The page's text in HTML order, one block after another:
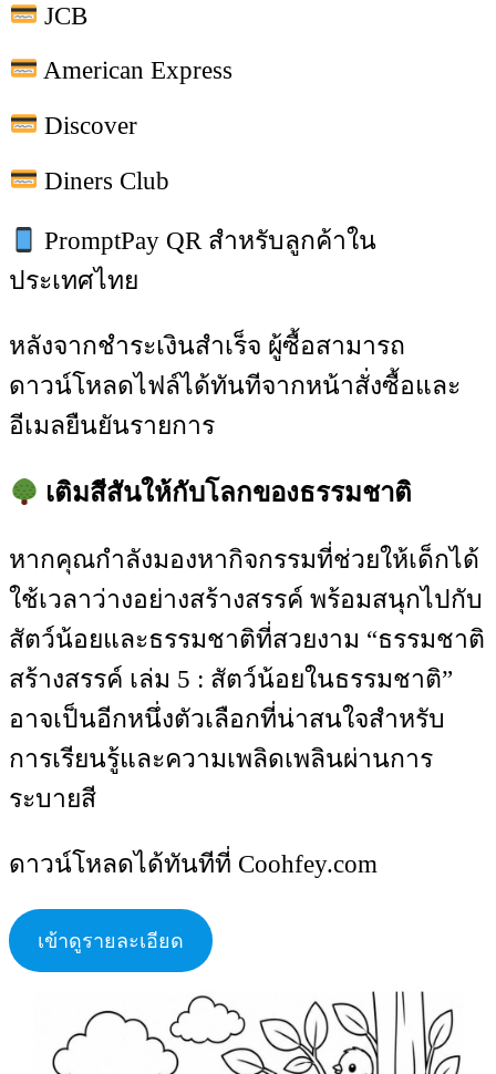
JCB
American Express
Discover
Diners Club
PromptPay QR สำหรับลูกค้าใน
ประเทศไทย
หลังจากชำระเงินสำเร็จ ผู้ซื้อสามารถ
ดาวน์โหลดไฟล์ได้ทันทีจากหน้าสั่งซื้อและ
อีเมลยืนยันรายการ
เติมสีสันให้กับโลกของธรรมชาติ
หากคุณกำลังมองหากิจกรรมที่ช่วยให้เด็กได้
ใช้เวลาว่างอย่างสร้างสรรค์ พร้อมสนุกไปกับ
สัตว์น้อยและธรรมชาติที่สวยงาม “ธรรมชาติ
สร้างสรรค์ เล่ม 5 : สัตว์น้อยในธรรมชาติ”
อาจเป็นอีกหนึ่งตัวเลือกที่น่าสนใจสำหรับ
การเรียนรู้และความเพลิดเพลินผ่านการ
ระบายสี
ดาวน์โหลดได้ทันทีที่ Coohfey.com
เข้าดูรายละเอียด